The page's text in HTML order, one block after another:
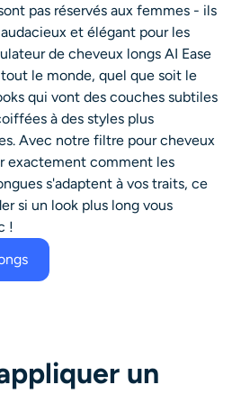
pas réservés aux femmes - ils
et élégant pour les
de cheveux longs AI Ease
le monde, quel que soit le
qui vont des couches subtiles
à des styles plus
Avec notre filtre pour cheveux
exactement comment les
s'adaptent à vos traits, ce
si un look plus long vous
!
un